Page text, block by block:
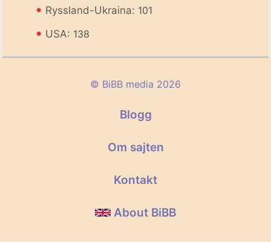
• Ryssland-Ukraina: 101
• USA: 138
© BiBB media 2026
Blogg
Om sajten
Kontakt
About BiBB